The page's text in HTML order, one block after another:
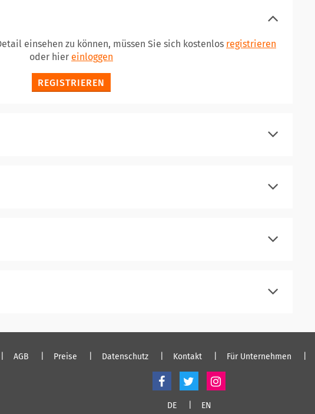
einsehen zu können, müssen Sie sich kostenlos registrieren
oder hier einloggen
REGISTRIEREN
einloggen
AGB Preise Datenschutz Kontakt Für Unternehmen
DE EN